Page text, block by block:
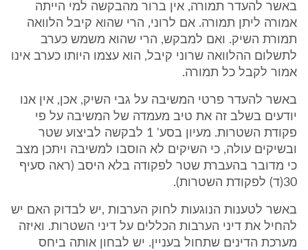
באשר להעדר תמורה, אין ברור מהבקשה למי הייתה
אמורה ליתן תמורה. אם לרוני, הרי שהוא קיבל הלוואה
תמורת השיק. ואם למבקש, הרי שהוא משמש כערב
לתשלום ההלוואה שרוני קיבל, הוא עצמו היותו כערב אינו
אמור לקבל כל תמורה.
באשר להעדר פרטי המשיבה על גבי השיק, אכן, אין אנו
יודעים בשלב זה את טיב מעמדה של המשיבה על פי
פקודת השטרות. מעיון בסע' 1 לבקשה לביצוע שטר
ובשיקים עולה, כי השיקים לא הוסבו למשיבה ויתכן מצב
כי מדובר בהעברת שטר לפקודה בלא היסב (ראה סעיף
30(ד) לפקודת השטרות).
באשר לטענות הנוגעות לחוק הערבות ,יש לבדוק האם יש
להחיל את דיני הערבות הכללים על דיני השטרות. ואיזה
מערכת הדינים שתחול בעניין. יש לבחון אותה ביחס